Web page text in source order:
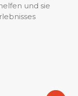
und sie